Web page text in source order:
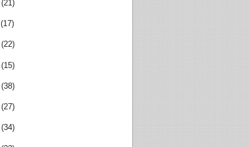
(21)
(17)
(22)
(15)
(38)
(27)
(34)